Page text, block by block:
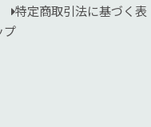
特定商取引法に基づく表
プ